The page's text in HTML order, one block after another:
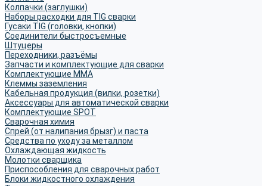
Колпачки (заглушки)
Наборы расходки для TIG сварки
Гусаки TIG (головки, кнопки)
Соединители быстросъемные
Штуцеры
Переходники, разъёмы
Запчасти и комплектующие для сварки
Комплектующие ММА
Клеммы заземления
Кабельная продукция (вилки, розетки)
Аксессуары для автоматической сварки
Комплектующие SPOT
Сварочная химия
Спрей (от налипания брызг) и паста
Средства по уходу за металлом
Охлаждающая жидкость
Молотки сварщика
Приспособления для сварочных работ
Блоки жидкостного охлаждения